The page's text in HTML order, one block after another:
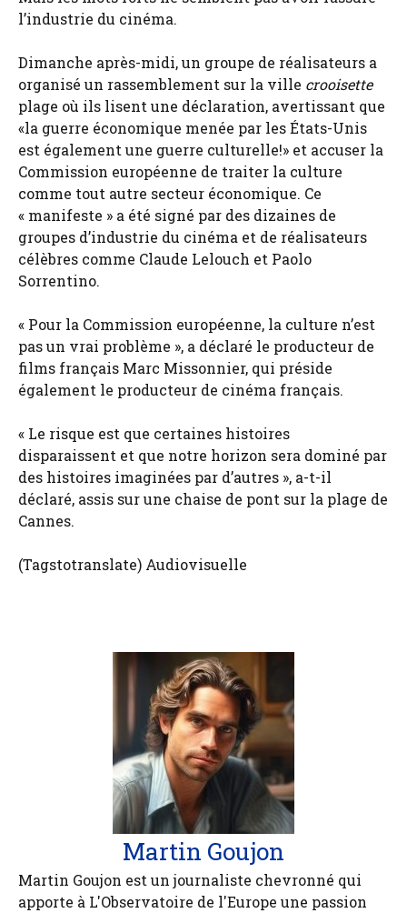
l’industrie du cinéma.
Dimanche après-midi, un groupe de réalisateurs a
organisé un rassemblement sur la ville crooisette
plage où ils lisent une déclaration, avertissant que
«la guerre économique menée par les États-Unis
est également une guerre culturelle!» et accuser la
Commission européenne de traiter la culture
comme tout autre secteur économique. Ce
« manifeste » a été signé par des dizaines de
groupes d’industrie du cinéma et de réalisateurs
célèbres comme Claude Lelouch et Paolo
Sorrentino.
« Pour la Commission européenne, la culture n’est
pas un vrai problème », a déclaré le producteur de
films français Marc Missonnier, qui préside
également le producteur de cinéma français.
« Le risque est que certaines histoires
disparaissent et que notre horizon sera dominé par
des histoires imaginées par d’autres », a-t-il
déclaré, assis sur une chaise de pont sur la plage de
Cannes.
(Tagstotranslate) Audiovisuelle
Martin Goujon
Martin Goujon est un journaliste chevronné qui
apporte à L'Observatoire de l'Europe une passion